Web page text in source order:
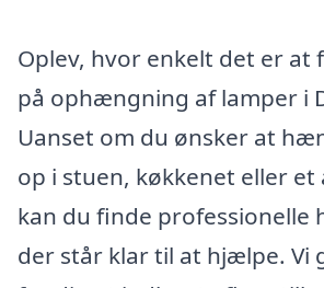
Oplev, hvor enkelt det er at
på ophængning af lamper i
Uanset om du ønsker at
op i stuen, køkkenet eller et
kan du finde professionelle
der står klar til at hjælpe. Vi